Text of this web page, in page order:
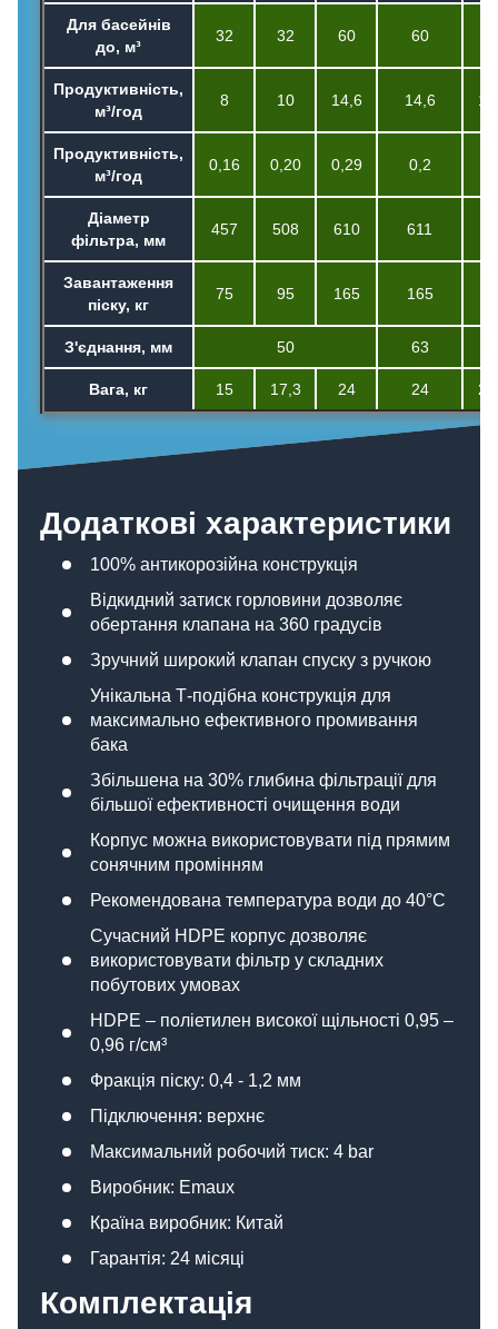
Для басейнів
до, м³
32 32 60 60
Продуктивність,
м³/год
8 10 14,6 14,6
Продуктивність,
м³/год
0,16 0,20 0,29 0,2
Діаметр
фільтра, мм
457 508 610 611
Завантаження
піску, кг
75 95 165 165
З'єднання, мм 50 63
Вага, кг 15 17,3 24 24
Додаткові характеристики
100% антикорозійна конструкція
Відкидний затиск горловини дозволяє
обертання клапана на 360 градусів
Зручний широкий клапан спуску з ручкою
Унікальна Т-подібна конструкція для
максимально ефективного промивання
бака
Збільшена на 30% глибина фільтрації для
більшої ефективності очищення води
Корпус можна використовувати під прямим
сонячним промінням
Рекомендована температура води до 40°С
Сучасний HDPE корпус дозволяє
використовувати фільтр у складних
побутових умовах
HDPE – поліетилен високої щільності 0,95 –
0,96 г/см³
Фракція піску: 0,4 - 1,2 мм
Підключення: верхнє
Максимальний робочий тиск: 4 bar
Виробник: Emaux
Країна виробник: Китай
Гарантія: 24 місяці
Комплектація